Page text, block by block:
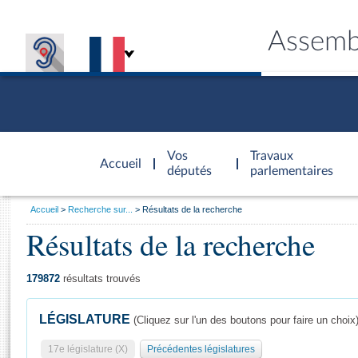
Accueil
d'accueil
Vos
députés
Travaux
parlementaires
Général
Vous
Accueil Recherche sur... Résultats de la recherche
Résultats de la recherche
179872 résultats trouvés
LÉGISLATURE (Cliquez sur l'un des boutons pour faire un choix)
17e législature (X) Précédentes législatures